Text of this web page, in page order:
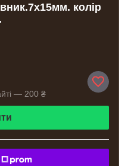
колір
— 200 ₴